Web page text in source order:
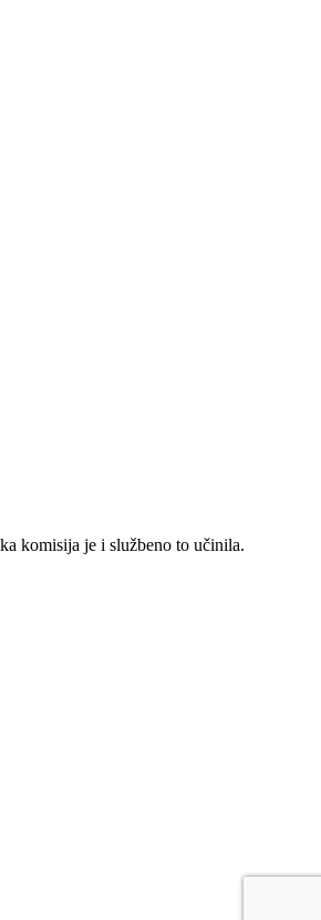
komisija je i službeno to učinila.